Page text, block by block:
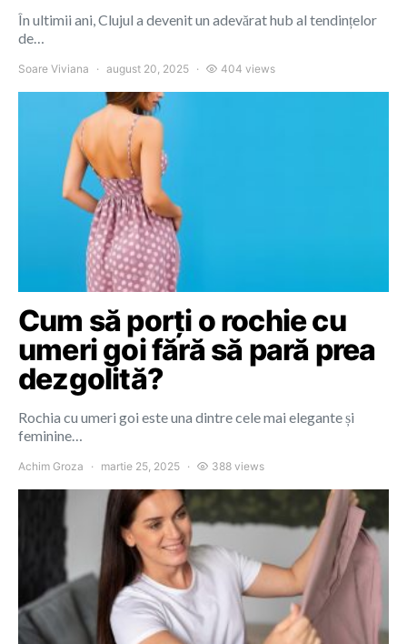
În ultimii ani, Clujul a devenit un adevărat hub al tendințelor
de…
Soare Viviana august 20, 2025 404 views
Cum să porți o rochie cu
umeri goi fără să pară prea
dezgolită?
Rochia cu umeri goi este una dintre cele mai elegante și
feminine…
Achim Groza martie 25, 2025 388 views